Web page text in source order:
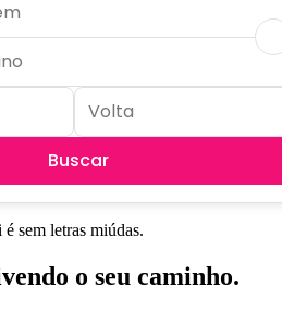
Buscar
sem letras miúdas.
o seu caminho.